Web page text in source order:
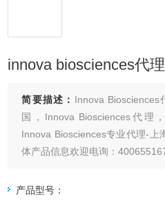
innova biosciences代理
简要描述： Innova Biosciences
国，Innova Biosciences代理
Innova Biosciences专业代理-上
体产品信息欢迎电询：
产品型号：